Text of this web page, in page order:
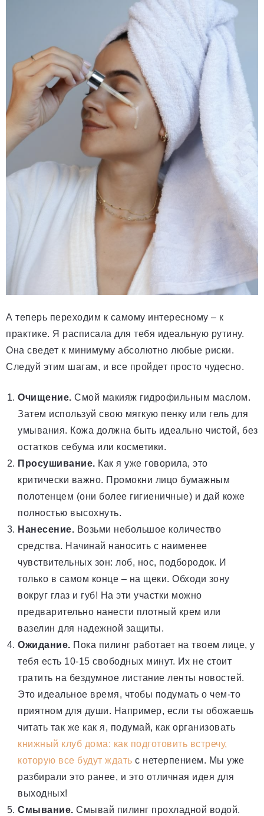
А теперь переходим к самому интересному – к
практике. Я расписала для тебя идеальную рутину.
Она сведет к минимуму абсолютно любые риски.
Следуй этим шагам, и все пройдет просто чудесно.
Очищение. Смой макияж гидрофильным маслом.
Затем используй свою мягкую пенку или гель для
умывания. Кожа должна быть идеально чистой, без
остатков себума или косметики.
Просушивание. Как я уже говорила, это
критически важно. Промокни лицо бумажным
полотенцем (они более гигиеничные) и дай коже
полностью высохнуть.
Нанесение. Возьми небольшое количество
средства. Начинай наносить с наименее
чувствительных зон: лоб, нос, подбородок. И
только в самом конце – на щеки. Обходи зону
вокруг глаз и губ! На эти участки можно
предварительно нанести плотный крем или
вазелин для надежной защиты.
Ожидание. Пока пилинг работает на твоем лице, у
тебя есть 10-15 свободных минут. Их не стоит
тратить на бездумное листание ленты новостей.
Это идеальное время, чтобы подумать о чем-то
приятном для души. Например, если ты обожаешь
читать так же как я, подумай, как организовать
книжный клуб дома: как подготовить встречу,
которую все будут ждать с нетерпением. Мы уже
разбирали это ранее, и это отличная идея для
выходных!
Смывание. Смывай пилинг прохладной водой.